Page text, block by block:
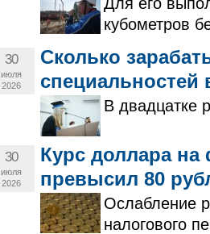
Для его
кубометров
30
июля
2026
Сколько
специальностей
В двадцатке
30
июля
2026
Курс доллара
превысил 80
Ослабление
налогового